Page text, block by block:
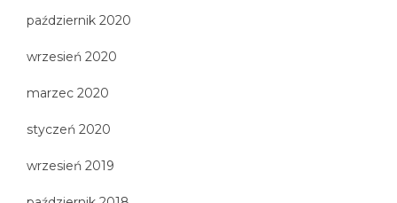
październik 2020
wrzesień 2020
marzec 2020
styczeń 2020
wrzesień 2019